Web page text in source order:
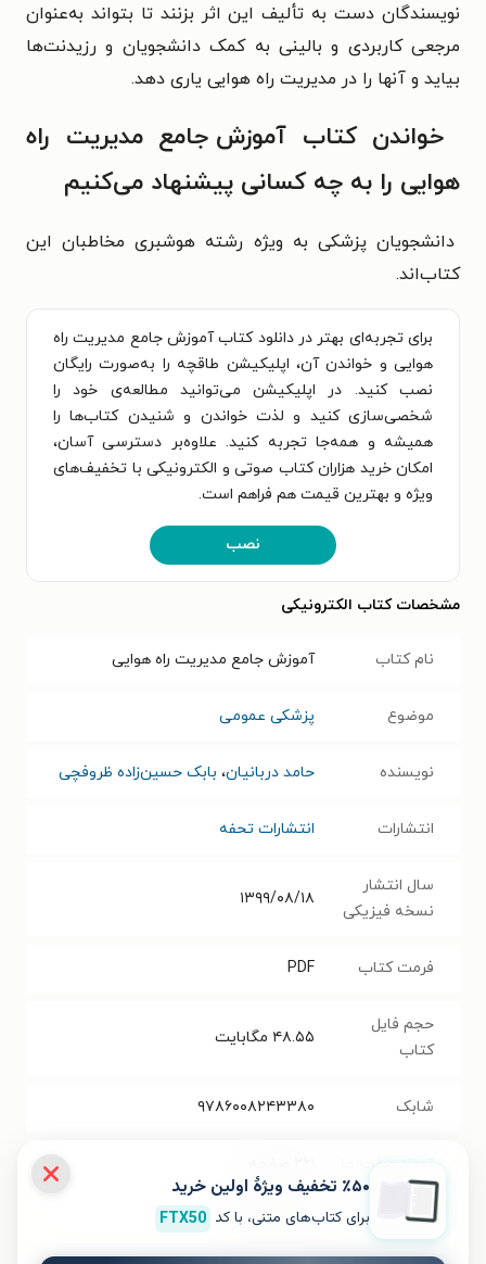
نویسندگان دست به تألیف این اثر بزنند تا بتواند به‌عنوان
مرجعی کاربردی و بالینی به کمک دانشجویان و رزیدنت‌ها
بیاید و آنها را در مدیریت راه هوایی یاری دهد.
خواندن کتاب آموزش جامع مدیریت راه
هوایی را به چه کسانی پیشنهاد می‌کنیم
دانشجویان پزشکی به ویژه رشته هوشبری مخاطبان این
کتاب‌اند.
برای تجربه‌ای بهتر در دانلود کتاب آموزش جامع مدیریت راه
هوایی و خواندن آن، اپلیکیشن طاقچه را به‌صورت رایگان
نصب کنید. در اپلیکیشن می‌توانید مطالعه‌ی خود را
شخصی‌سازی کنید و لذت خواندن و شنیدن کتاب‌ها را
همیشه و همه‌جا تجربه کنید. علاوه‌بر دسترسی آسان،
امکان خرید هزاران کتاب صوتی و الکترونیکی با تخفیف‌های
ویژه و بهترین قیمت هم فراهم است.
نصب
مشخصات کتاب الکترونیکی
نام کتاب آموزش جامع مدیریت راه هوایی
موضوع پزشکی عمومی
نویسنده حامد دربانیان، بابک حسین‌زاده ظروفچی
انتشارات انتشارات تحفه
سال انتشار
نسخه فیزیکی
۱۳۹۹/۰۸/۱۸
فرمت کتاب PDF
حجم فایل
کتاب
۴۸.۵۵ مگابایت
شابک ۹۷۸۶۰۰۸۲۴۳۳۸۰
قیمت کتاب ۹۰۰۰۰ تومان
٪۵۰ تخفیف ویژۀ اولین خرید
برای کتاب‌های متنی، با کد FTX50